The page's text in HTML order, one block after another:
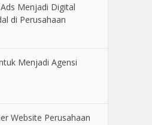
Menjadi Digital
di Perusahaan
Menjadi Agensi
Website Perusahaan